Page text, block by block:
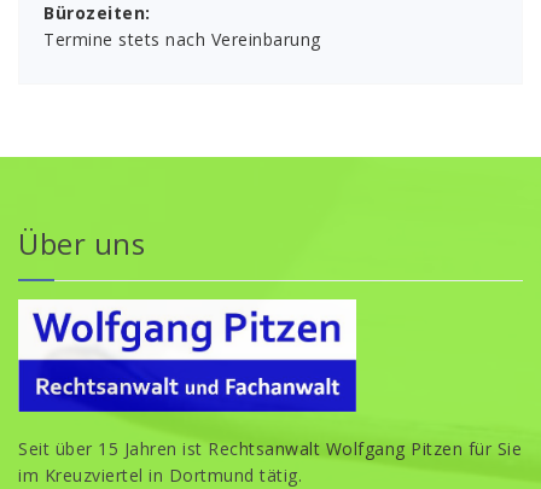
Bürozeiten:
Termine stets nach Vereinbarung
Über uns
Seit über 15 Jahren ist Rechtsanwalt Wolfgang Pitzen für Sie
im Kreuzviertel in Dortmund tätig.